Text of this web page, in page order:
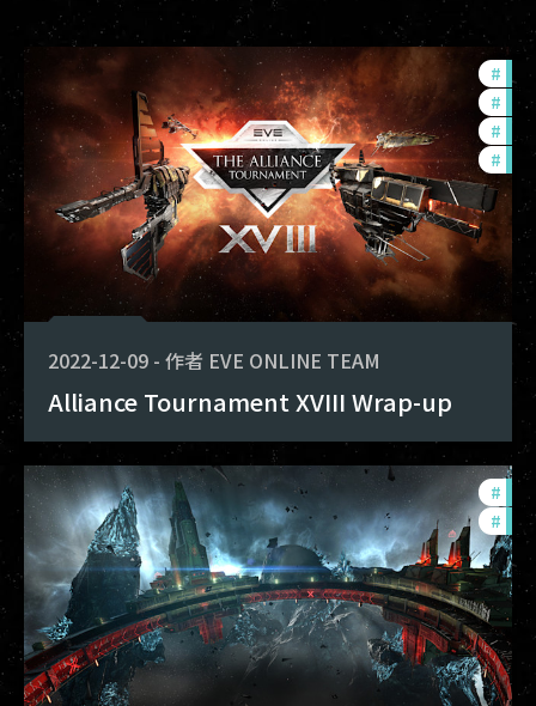
#
#
#
#
2022-12-09 - 作者 EVE ONLINE TEAM
Alliance Tournament XVIII Wrap-up
#
# pvp